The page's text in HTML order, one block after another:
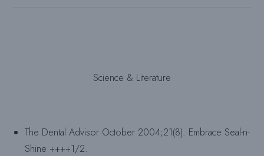
Science & Literature
The Dental Advisor October 2004;21(8). Embrace Seal-n-
Shine ++++1/2.